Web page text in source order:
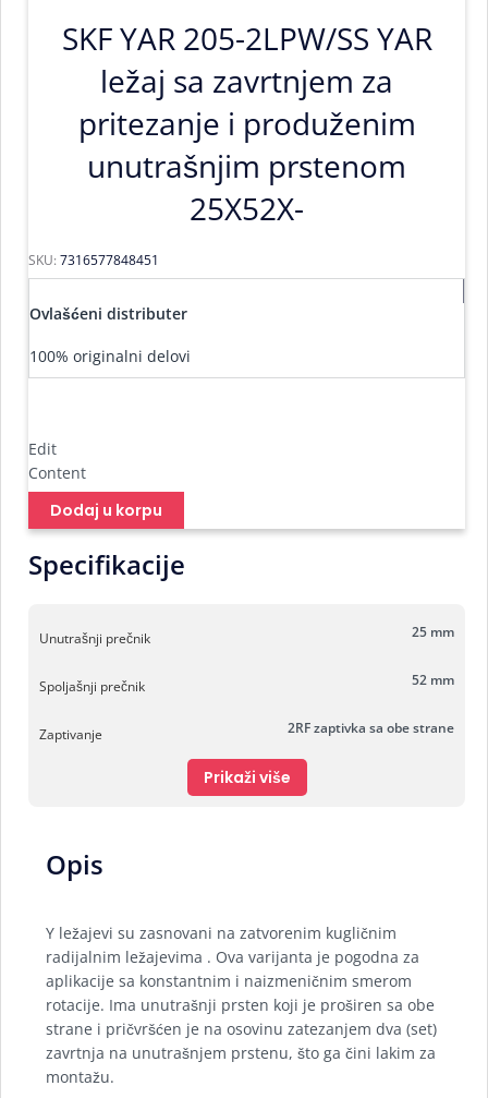
SKF YAR 205-2LPW/SS YAR
ležaj sa zavrtnjem za
pritezanje i produženim
unutrašnjim prstenom
25X52X-
SKU: 7316577848451
Ovlašćeni distributer
100% originalni delovi
Edit
Content
Dodaj u korpu
Specifikacije
Unutrašnji prečnik 25 mm
Spoljašnji prečnik 52 mm
Zaptivanje 2RF zaptivka sa obe strane
Prikaži više
Opis
Y ležajevi su zasnovani na zatvorenim kugličnim
radijalnim ležajevima . Ova varijanta je pogodna za
aplikacije sa konstantnim i naizmeničnim smerom
rotacije. Ima unutrašnji prsten koji je proširen sa obe
strane i pričvršćen je na osovinu zatezanjem dva (set)
zavrtnja na unutrašnjem prstenu, što ga čini lakim za
montažu.